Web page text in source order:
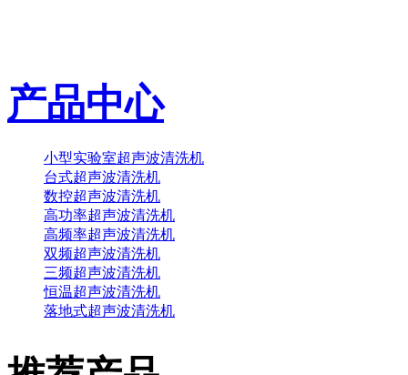
产品中心
小型实验室超声波清洗机
台式超声波清洗机
数控超声波清洗机
高功率超声波清洗机
高频率超声波清洗机
双频超声波清洗机
三频超声波清洗机
恒温超声波清洗机
落地式超声波清洗机